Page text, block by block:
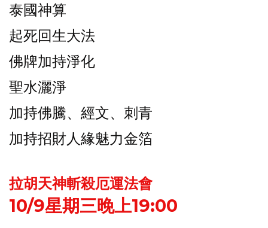
泰國神算
起死回生大法
佛牌加持淨化
聖水灑淨
加持佛騰、經文、刺青
加持招財人緣魅力金箔
拉胡天神斬殺厄運法會
10/9星期三晚上19:00